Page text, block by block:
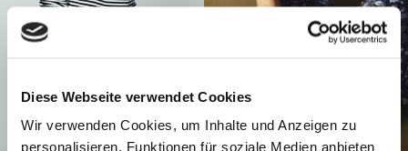
Diese Webseite verwendet Cookies
Wir verwenden Cookies, um Inhalte und Anzeigen zu
personalisieren, Funktionen für soziale Medien anbieten